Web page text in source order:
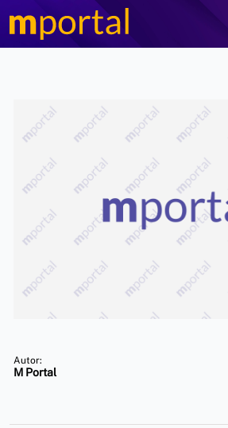
Autor:
M Portal